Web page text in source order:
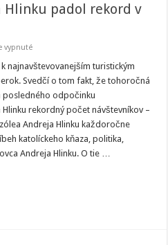
Hlinku padol rekord v
vypnuténa
Mauzóleu
Hlinku
padol
rekord
v
návštevnosti
najnavštevovanejším turistickým
Svedčí o tom fakt, že tohoročná
posledného odpočinku
rekordný počet návštevníkov –
Andreja Hlinku každoročne
katolíckeho kňaza, politika,
Andreja Hlinku. O tie …